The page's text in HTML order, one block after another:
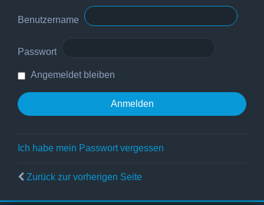
Benutzername
Passwort
Angemeldet bleiben
Ich habe mein Passwort vergessen
Zurück zur vorherigen Seite